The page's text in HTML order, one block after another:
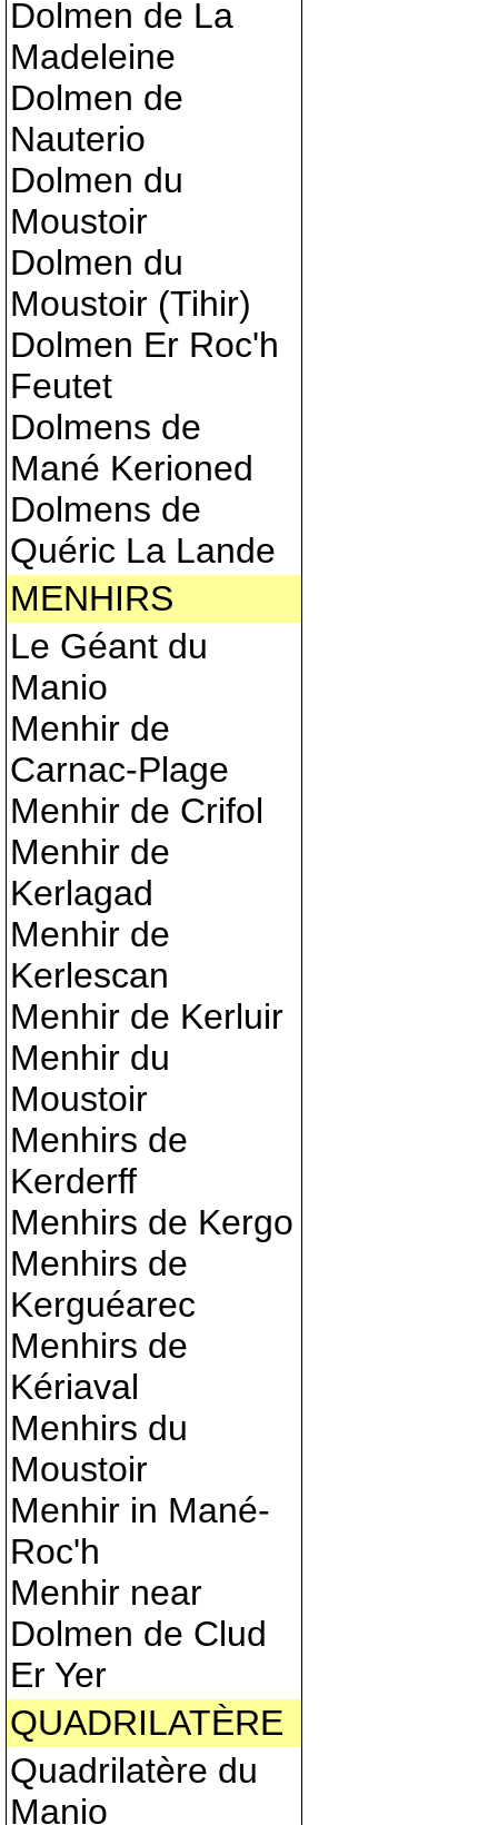
Dolmen de La
Madeleine
Dolmen de
Nauterio
Dolmen du
Moustoir
Dolmen du
Moustoir (Tihir)
Dolmen Er Roc'h
Feutet
Dolmens de
Mané Kerioned
Dolmens de
Quéric La Lande
MENHIRS
Le Géant du
Manio
Menhir de
Carnac-Plage
Menhir de Crifol
Menhir de
Kerlagad
Menhir de
Kerlescan
Menhir de Kerluir
Menhir du
Moustoir
Menhirs de
Kerderff
Menhirs de Kergo
Menhirs de
Kerguéarec
Menhirs de
Kériaval
Menhirs du
Moustoir
Menhir in Mané-
Roc'h
Menhir near
Dolmen de Clud
Er Yer
QUADRILATÈRE
Quadrilatère du
Manio